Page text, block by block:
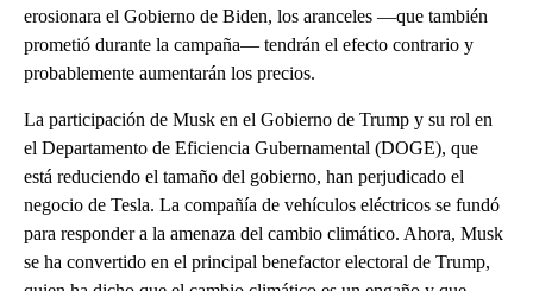
erosionara el Gobierno de Biden, los aranceles —que también
prometió durante la campaña— tendrán el efecto contrario y
probablemente aumentarán los precios.
La participación de Musk en el Gobierno de Trump y su rol en
el Departamento de Eficiencia Gubernamental (DOGE), que
está reduciendo el tamaño del gobierno, han perjudicado el
negocio de Tesla. La compañía de vehículos eléctricos se fundó
para responder a la amenaza del cambio climático. Ahora, Musk
se ha convertido en el principal benefactor electoral de Trump,